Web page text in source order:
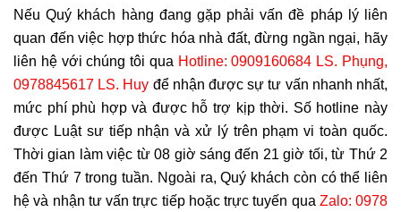
Nếu Quý khách hàng đang gặp phải vấn đề pháp lý liên
quan đến việc hợp thức hóa nhà đất, đừng ngần ngại, hãy
liên hệ với chúng tôi qua Hotline: 0909160684 LS. Phụng,
0978845617 LS. Huy để nhận được sự tư vấn nhanh nhất,
mức phí phù hợp và được hỗ trợ kịp thời. Số hotline này
được Luật sư tiếp nhận và xử lý trên phạm vi toàn quốc.
Thời gian làm việc từ 08 giờ sáng đến 21 giờ tối, từ Thứ 2
đến Thứ 7 trong tuần. Ngoài ra, Quý khách còn có thể liên
hệ và nhận tư vấn trực tiếp hoặc trực tuyến qua Zalo: 0978